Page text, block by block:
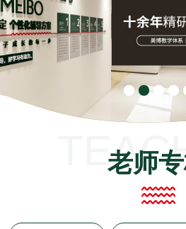
老师